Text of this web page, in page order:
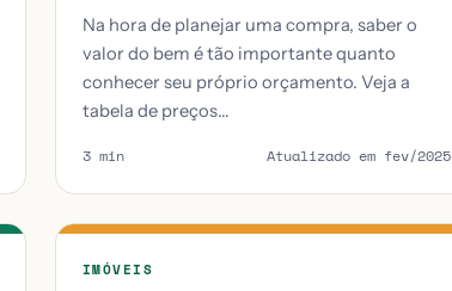
Na hora de planejar uma compra, saber o
valor do bem é tão importante quanto
conhecer seu próprio orçamento. Veja a
tabela de preços…
3 min Atualizado em fev/2025
IMÓVEIS